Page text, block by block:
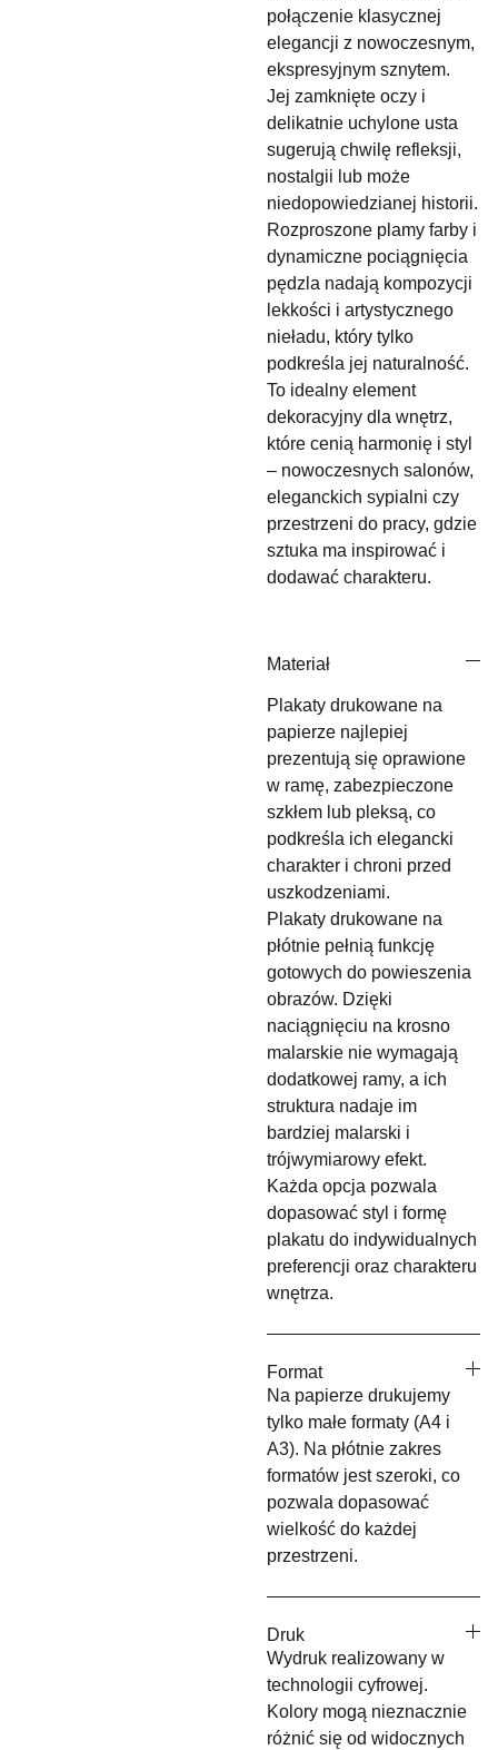
połączenie klasycznej
elegancji z nowoczesnym,
ekspresyjnym sznytem.
Jej zamknięte oczy i
delikatnie uchylone usta
sugerują chwilę refleksji,
nostalgii lub może
niedopowiedzianej historii.
Rozproszone plamy farby i
dynamiczne pociągnięcia
pędzla nadają kompozycji
lekkości i artystycznego
nieładu, który tylko
podkreśla jej naturalność.
To idealny element
dekoracyjny dla wnętrz,
które cenią harmonię i styl
– nowoczesnych salonów,
eleganckich sypialni czy
przestrzeni do pracy, gdzie
sztuka ma inspirować i
dodawać charakteru.
Materiał
Plakaty drukowane na
papierze najlepiej
prezentują się oprawione
w ramę, zabezpieczone
szkłem lub pleksą, co
podkreśla ich elegancki
charakter i chroni przed
uszkodzeniami.
Plakaty drukowane na
płótnie pełnią funkcję
gotowych do powieszenia
obrazów. Dzięki
naciągnięciu na krosno
malarskie nie wymagają
dodatkowej ramy, a ich
struktura nadaje im
bardziej malarski i
trójwymiarowy efekt.
Każda opcja pozwala
dopasować styl i formę
plakatu do indywidualnych
preferencji oraz charakteru
wnętrza.
Format
Na papierze drukujemy
tylko małe formaty (A4 i
A3). Na płótnie zakres
formatów jest szeroki, co
pozwala dopasować
wielkość do każdej
przestrzeni.
Druk
Wydruk realizowany w
technologii cyfrowej.
Kolory mogą nieznacznie
różnić się od widocznych